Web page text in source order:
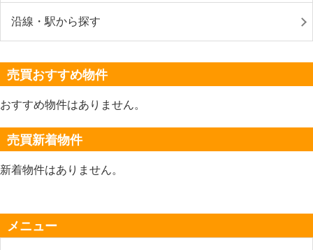
沿線・駅から探す
売買おすすめ物件
おすすめ物件はありません。
売買新着物件
新着物件はありません。
メニュー